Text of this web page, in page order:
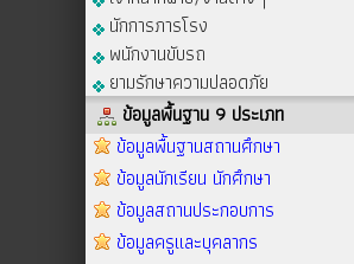
นักการภารโรง
พนักงานขับรถ
ยามรักษาความปลอดภัย
ข้อมูลพื้นฐาน 9 ประเภท
ข้อมูลพื้นฐานสถานศึกษา
ข้อมูลนักเรียน นักศึกษา
ข้อมูลสถานประกอบการ
ข้อมูลครูและบุคลากร